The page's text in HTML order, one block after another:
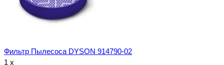
Фильтр Пылесоса DYSON 914790-02
1 x